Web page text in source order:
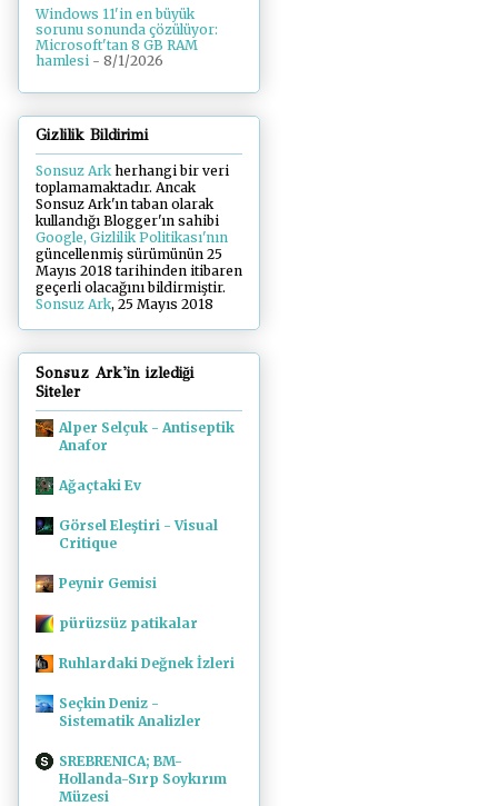
Windows 11'in en büyük
sorunu sonunda çözülüyor:
Microsoft'tan 8 GB RAM
hamlesi - 8/1/2026
Gizlilik Bildirimi
Sonsuz Arkherhangi bir veri
toplamamaktadır. Ancak
Sonsuz Ark'ın taban olarak
kullandığı Blogger'ın sahibi
Google, Gizlilik Politikası'nın
güncellenmiş sürümünün 25
Mayıs 2018 tarihinden itibaren
geçerli olacağını bildirmiştir.
Sonsuz Ark, 25 Mayıs 2018
Sonsuz Ark'in izlediği
Siteler
Alper Selçuk - Antiseptik
Anafor
Ağaçtaki Ev
Görsel Eleştiri - Visual
Critique
Peynir Gemisi
pürüzsüz patikalar
Ruhlardaki Değnek İzleri
Seçkin Deniz -
Sistematik Analizler
SREBRENICA; BM-
Hollanda-Sırp Soykırım
Müzesi